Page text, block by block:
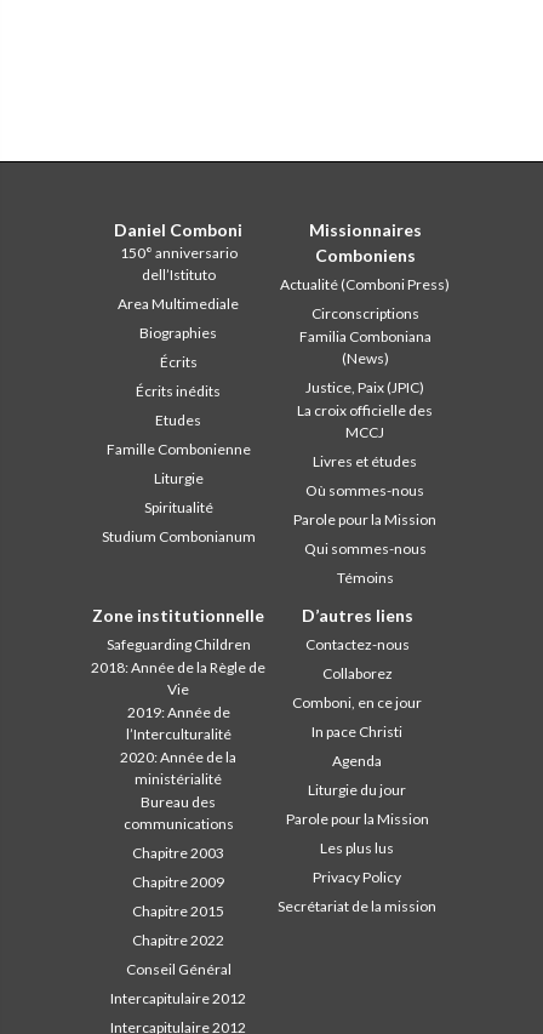
Daniel Comboni
150° anniversario
dell’Istituto
Area Multimediale
Biographies
Écrits
Écrits inédits
Etudes
Famille Combonienne
Liturgie
Spiritualité
Studium Combonianum
Missionnaires
Comboniens
Actualité (Comboni Press)
Circonscriptions
Familia Comboniana
(News)
Justice, Paix (JPIC)
La croix officielle des
MCCJ
Livres et études
Où sommes-nous
Parole pour la Mission
Qui sommes-nous
Témoins
Zone institutionnelle
Safeguarding Children
2018: Année de la Règle de
Vie
2019: Année de
l’Interculturalité
2020: Année de la
ministérialité
Bureau des
communications
Chapitre 2003
Chapitre 2009
Chapitre 2015
Chapitre 2022
Conseil Général
Intercapitulaire 2012
Intercapitulaire 2012
D’autres liens
Contactez-nous
Collaborez
Comboni, en ce jour
In pace Christi
Agenda
Liturgie du jour
Parole pour la Mission
Les plus lus
Privacy Policy
Secrétariat de la mission